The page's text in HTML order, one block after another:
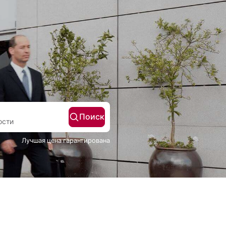
Поиск
Лучшая цена гарантирована